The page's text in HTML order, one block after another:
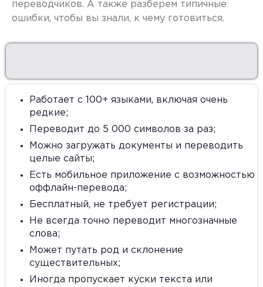
переводчиков. А также разберем типичные
ошибки, чтобы вы знали, к чему готовиться.
Работает с 100+ языками, включая очень
редкие;
Переводит до 5 000 символов за раз;
Можно загружать документы и переводить
целые сайты;
Есть мобильное приложение с возможностью
оффлайн-перевода;
Бесплатный, не требует регистрации;
Не всегда точно переводит многозначные
слова;
Может путать род и склонение
существительных;
Иногда пропускает куски текста или